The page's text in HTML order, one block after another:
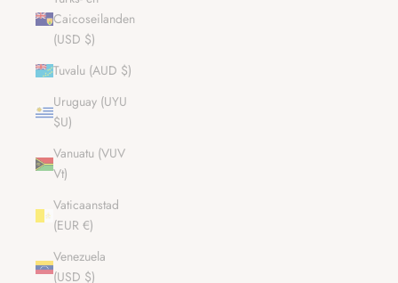
Caicoseilanden
(USD $)
Tuvalu (AUD $)
Uruguay (UYU
$U)
Vanuatu (VUV
Vt)
Vaticaanstad
(EUR €)
Venezuela
(USD $)